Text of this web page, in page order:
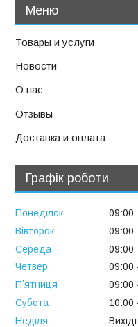
Товары и услуги
Новости
О нас
Отзывы
Доставка и оплата
Графік роботи
Понеділок 09:00
Вівторок
09:00
Середа
09:00
Четвер
09:00
Пʼятниця
09:00
Субота
10:00
Неділя